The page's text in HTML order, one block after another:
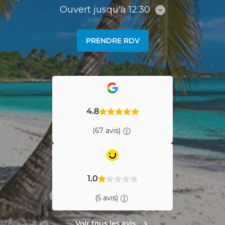
Ouvert jusqu'à 12:30
Consulter
les
horaires
PRENDRE RDV
4.8
(67 avis)
1.0
(5 avis)